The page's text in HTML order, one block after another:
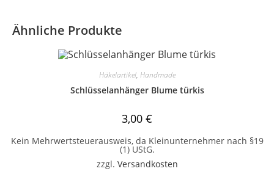
Ähnliche Produkte
Häkelartikel, Handmade
Schlüsselanhänger Blume türkis
3,00 €
Kein Mehrwertsteuerausweis, da Kleinunternehmer nach §19
(1) UStG.
zzgl. Versandkosten